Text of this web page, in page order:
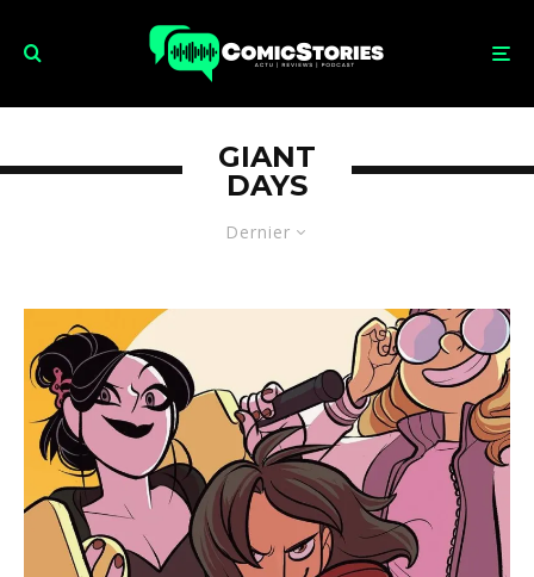
Dernier
GIANT
DAYS